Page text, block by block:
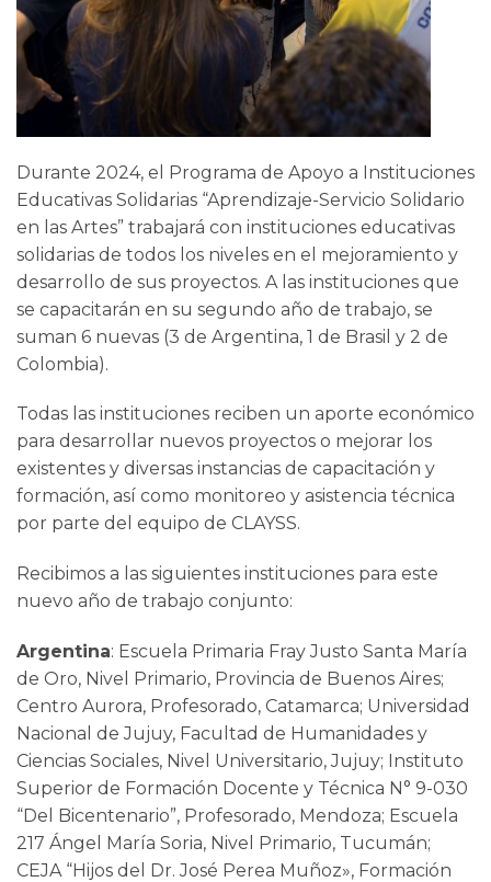
Durante 2024, el Programa de Apoyo a Instituciones
Educativas Solidarias “Aprendizaje-Servicio Solidario
en las Artes” trabajará con instituciones educativas
solidarias de todos los niveles en el mejoramiento y
desarrollo de sus proyectos. A las instituciones que
se capacitarán en su segundo año de trabajo, se
suman 6 nuevas (3 de Argentina, 1 de Brasil y 2 de
Colombia).
Todas las instituciones reciben un aporte económico
para desarrollar nuevos proyectos o mejorar los
existentes y diversas instancias de capacitación y
formación, así como monitoreo y asistencia técnica
por parte del equipo de CLAYSS.
Recibimos a las siguientes instituciones para este
nuevo año de trabajo conjunto:
Argentina: Escuela Primaria Fray Justo Santa María
de Oro, Nivel Primario, Provincia de Buenos Aires;
Centro Aurora, Profesorado, Catamarca; Universidad
Nacional de Jujuy, Facultad de Humanidades y
Ciencias Sociales, Nivel Universitario, Jujuy; Instituto
Superior de Formación Docente y Técnica N° 9-030
“Del Bicentenario”, Profesorado, Mendoza; Escuela
217 Ángel María Soria, Nivel Primario, Tucumán;
CEJA “Hijos del Dr. José Perea Muñoz», Formación